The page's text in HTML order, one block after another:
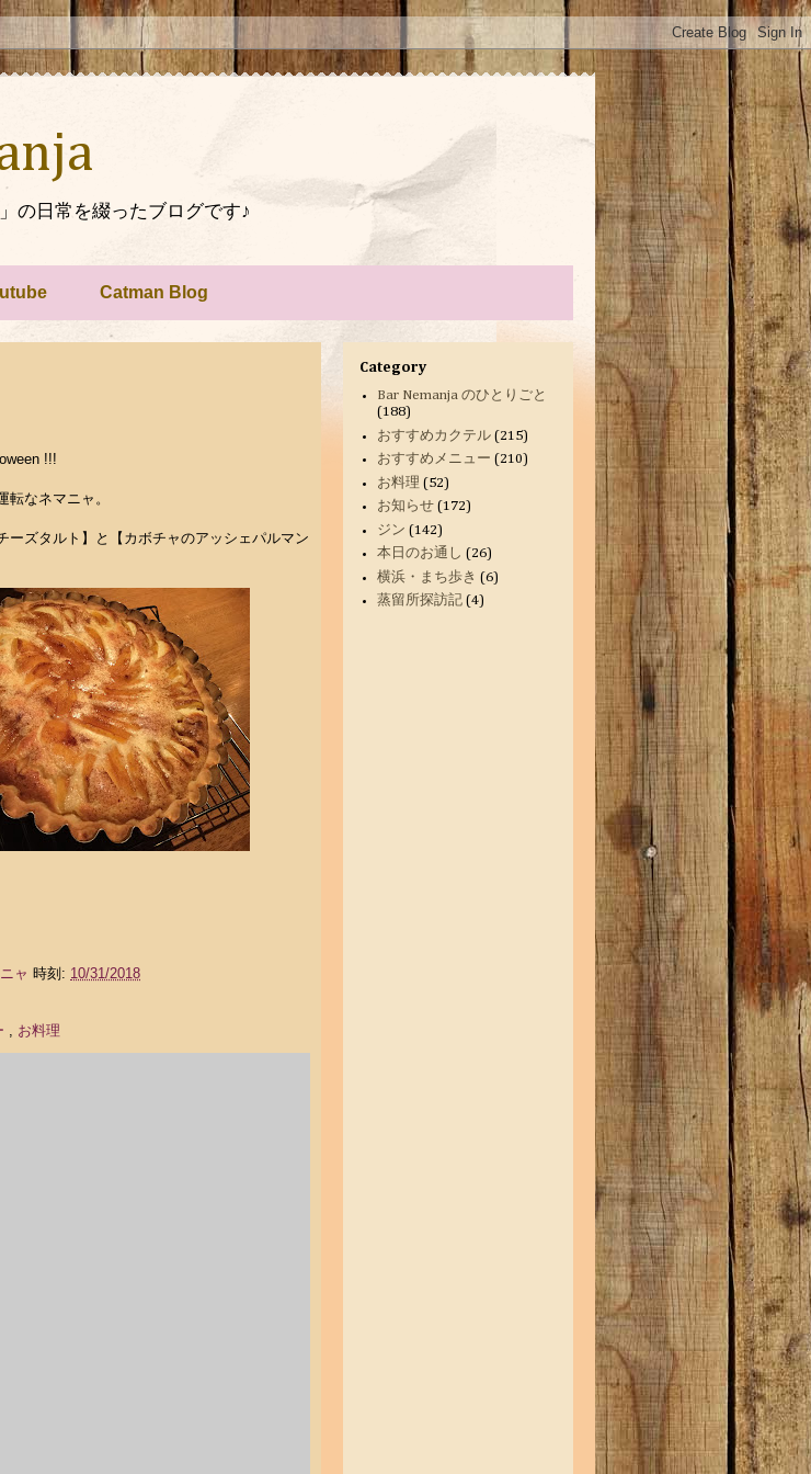
の日常を綴ったブログです♪
Catman Blog
!!!
転なネマニャ。
ーズタルト】と【カボチャのアッシェパルマン
ャ 時刻: 10/31/2018
, お料理
Category
Bar Nemanja のひとりごと
(188)
おすすめカクテル (215)
おすすめメニュー (210)
お料理 (52)
お知らせ (172)
ジン (142)
本日のお通し (26)
横浜・まち歩き (6)
蒸留所探訪記 (4)